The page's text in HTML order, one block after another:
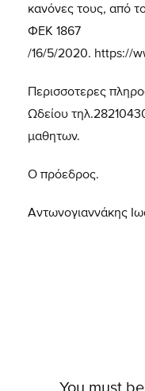
κανόνες τους, από
ΦΕΚ 1867
/16/5/2020. https://
Περισσοτερες
Ωδείου
μαθητων.
Ο πρόεδρος.
Αντωνογιαννάκης
You must be